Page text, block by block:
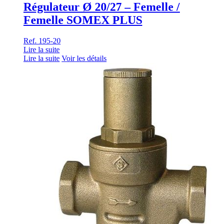
Régulateur Ø 20/27 – Femelle /
Femelle SOMEX PLUS
Ref. 195-20
Lire la suite
Lire la suite Voir les détails